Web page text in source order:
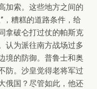
加索。这些地方之间的
，糟糕的道路条件，给
拿破仑打过仗的帕斯克
认为派往南方战场过多
境的防御。普鲁士和奥
防。沙皇觉得老将军过
俄国？尽管如此，他还